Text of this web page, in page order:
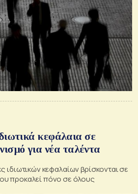
κεφάλαια σε
για νέα ταλέντα
ιδιωτικών κεφαλαίων βρίσκονται σε
προκαλεί πόνο σε όλους